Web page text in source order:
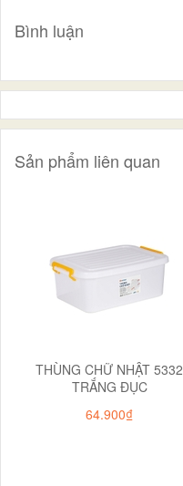
Bình luận
Sản phẩm liên quan
THÙNG CHỮ NHẬT 5332
TRẮNG ĐỤC
64.900₫